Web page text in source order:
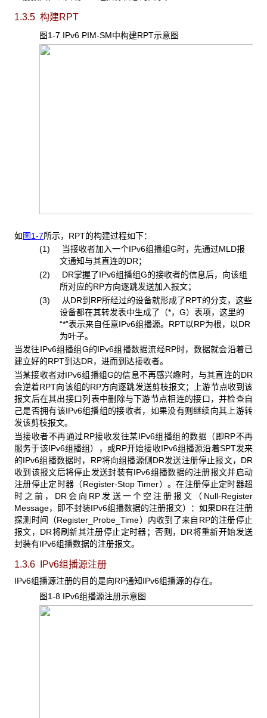
1.3.5 构建RPT
图1-7 IPv6 PIM-SM中构建RPT示意图
如图1-7所示，RPT的构建过程如下：
(1) 当接收者加入一个IPv6组播组G时，先通过MLD报
文通知与其直连的DR；
(2) DR掌握了IPv6组播组G的接收者的信息后，向该组
所对应的RP方向逐跳发送加入报文；
(3) 从DR到RP所经过的设备就形成了RPT的分支，这些
设备都在其转发表中生成了（*，G）表项，这里的
“*”表示来自任意IPv6组播源。RPT以RP为根，以DR
为叶子。
当发往IPv6组播组G的IPv6组播数据流经RP时，数据就会沿着已
建立好的RPT到达DR，进而到达接收者。
当某接收者对IPv6组播组G的信息不再感兴趣时，与其直连的DR
会逆着RPT向该组的RP方向逐跳发送剪枝报文；上游节点收到该
报文后在其出接口列表中删除与下游节点相连的接口，并检查自
己是否拥有该IPv6组播组的接收者，如果没有则继续向其上游转
发该剪枝报文。
当接收者不再通过RP接收发往某IPv6组播组的数据（即RP不再
服务于该IPv6组播组），或RP开始接收IPv6组播源沿着SPT发来
的IPv6组播数据时，RP将向组播源侧DR发送注册停止报文，DR
收到该报文后将停止发送封装有IPv6组播数据的注册报文并启动
注册停止定时器（Register-Stop Timer）。在注册停止定时器超
时之前，DR会向RP发送一个空注册报文（Null-Register
Message，即不封装IPv6组播数据的注册报文）：如果DR在注册
探测时间（Register_Probe_Time）内收到了来自RP的注册停止
报文，DR将刷新其注册停止定时器；否则，DR将重新开始发送
封装有IPv6组播数据的注册报文。
1.3.6 IPv6组播源注册
IPv6组播源注册的目的是向RP通知IPv6组播源的存在。
图1-8 IPv6组播源注册示意图